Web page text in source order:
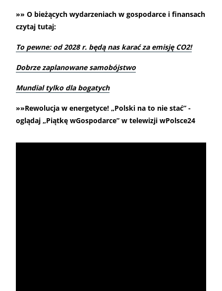
»» O bieżących wydarzeniach w gospodarce i finansach
czytaj tutaj:
To pewne: od 2028 r. będą nas karać za emisję CO2!
Dobrze zaplanowane samobójstwo
Mundial tylko dla bogatych
»»Rewolucja w energetyce! „Polski na to nie stać” -
oglądaj „Piątkę wGospodarce” w telewizji wPolsce24